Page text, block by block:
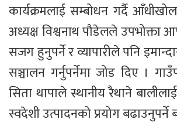
कार्यक्रमलाई सम्बोधन गर्दै
अध्यक्ष विश्वनाथ पौडेलले उपभोक्ता
सजग हुनुपर्ने र व्यापारीले पनि
सञ्चालन गर्नुपर्नेमा जोड दिए ।
सिता थापाले स्थानीय रैथाने
स्वदेशी उत्पादनको प्रयोग बढाउनुपर्ने